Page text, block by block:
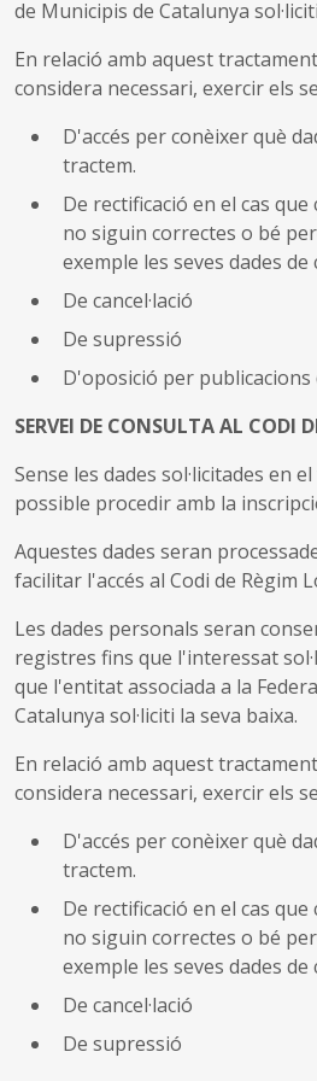
de Municipis de Catalunya
En relació amb aquest
considera necessari, exercir els
D'accés per conèixer què
tractem.
De rectificació en el cas
no siguin correctes o bé
exemple les seves dades de
De cancel·lació
De supressió
D'oposició per
SERVEI DE CONSULTA AL CODI
Sense les dades sol·licitades en
possible procedir amb la
Aquestes dades seran
facilitar l'accés al Codi de Règim
Les dades personals seran
registres fins que l'interessat
que l'entitat associada a la
Catalunya sol·liciti la seva baixa.
En relació amb aquest
considera necessari, exercir els
D'accés per conèixer què
tractem.
De rectificació en el cas
no siguin correctes o bé
exemple les seves dades de
De cancel·lació
De supressió